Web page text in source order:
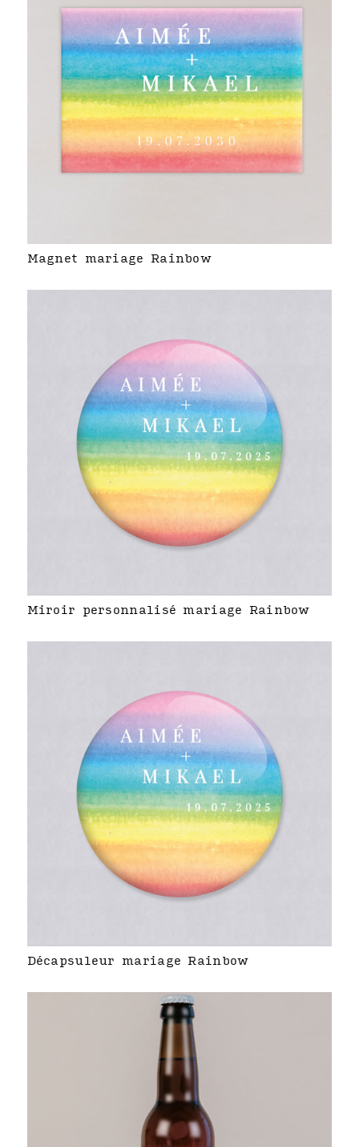
Magnet mariage Rainbow
Miroir personnalisé mariage Rainbow
Décapsuleur mariage Rainbow